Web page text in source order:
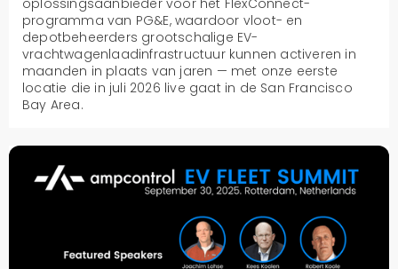
programma van PG&E, waardoor vloot- en
depotbeheerders grootschalige EV-
vrachtwagenlaadinfrastructuur kunnen activeren in
maanden in plaats van jaren — met onze eerste
locatie die in juli 2026 live gaat in de San Francisco
Bay Area.